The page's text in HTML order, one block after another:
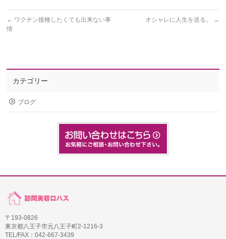
← ワクチン接種したくても出来ない事
情
オシャレに人生を送る。 →
カテゴリー
ブログ
〒193-0826
東京都八王子市元八王子町2-1216-3
TEL/FAX：042-667-3439